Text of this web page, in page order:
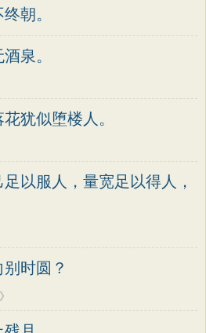
朝。
泉。
犹似堕楼人。
以服人，量宽足以得人，
时圆？